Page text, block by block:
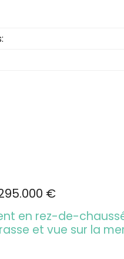
€
en rez-de-
et vue sur la